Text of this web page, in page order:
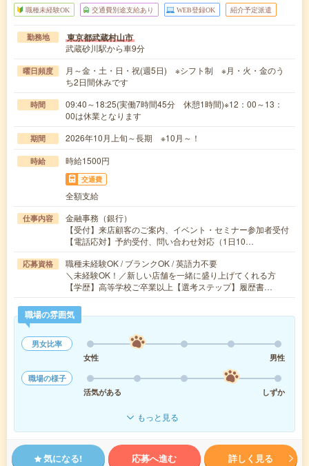
職種未経験OK 交通費別途支給あり WEB登録OK 紹介予定派遣
勤務地 東京都武蔵村山市
武蔵砂川駅から車9分
曜日頻度
月～金・土・日・祝(週5日) ※シフト制 ※月・火・金のう
ち2日間休みです
時間
09:40～18:25(実働7時間45分 休憩1時間)※12：00～13：
00は休業となります
期間 2026年10月上旬～長期 ※10月～！
時給 時給1500円
交通費
全額支給
仕事内容
金融事務（銀行）
【受付】来店顧客のご案内、イベント・セミナー参加者受付
【電話応対】予約受付、問い合わせ対応（1日10…
応募資格
職種未経験OK / ブランクOK / 英語力不要
＼未経験OK！／新しい店舗を一緒に盛り上げてくれる方
【学歴】高等学校ご卒業以上【選考ステップ】履歴書…
職場の雰囲気
男女比率
女性
男性
職場の様子
活気がある
しずか
もっと見る
気になる! 応募へ進む 詳しく見る